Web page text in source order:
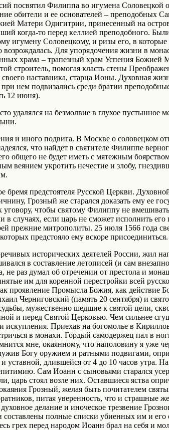
посвятил Филиппа во игумена Соловецкой
обители и ее основателей – преподобных
Матери Одигитрии, принесенный на
когда-то перед келлией преподобного.
игумену Соловецкому, и ризы его, в которые
Для упорядочения жизни в
храма – трапезный храм Успения Божией
строитель, помогая класть стены
наставника, старца Ионы. Духовная
нем подвизались среди братии
12 июня).
удалялся на безмолвие в глухое пустынное
и иного подвига. В Москве о соловецком
что найдет в святителе Филиппе
общего не будет иметь с мятежным
веянием укротить нечестие и злобу,
бремя предстоятеля Русской Церкви.
Грозный же старался доказать ему ее
чтобы святому Филиппу не
в случаях, если царь не сможет исполнить
прежние митрополиты. 25 июля 1566 года
предстояло ему вскоре присоединиться.
исторических деятелей России, жил
в составление летописей (и сам
не раз думал об отречении от престола и
им для коренной перестройки всей
проявление Промысла Божия, как действие
Черниговский (память 20 сентября) и
мужественно шедшие к святой цели,
и перед Святой Церковью. Чем сильнее
искупления. Приехав на богомолье в
в монахи. Гордый самодержец пал в
мне, окаянному, что наполовину я уже
Богу оружием и ратными подвигами,
уставной, длившейся от 4 до 10 часов утра.
Сам Иоанн с сыновьями старался
царь стоял возле них. Оставшиеся яства
Грозный, желая быть почитателем
питая уверенность, что и страшные
делание и иноческое трезвение
полные списки убиенных им и
грех перед народом Иоанн брал на себя и